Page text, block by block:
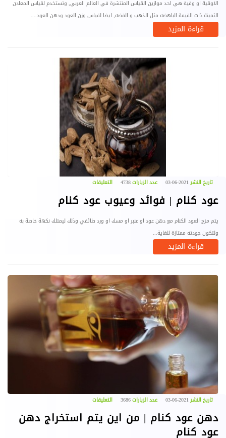
الاوقية او وقية هي احد موازين القياس المنتشرة في العالم العربي, وتستخدم لقياس المعادن
الثمينة ذات القيمة الباهضه مثل الذهب و الفضه, ايضا لقياس وزن العود ودهن العود....
قراءة المزيد
تاريخ النشر2021-06-03 عدد الزيارات التعليقات
عود كنام | فوائد وعيوب عود كنام
يتم مزج العود الكنام مع دهن عود او عنبر او مسك او ورد طائفي وذلك ليمتلك نكهة خاصة به
ولتكون جودته ممتازة للغاية...
قراءة المزيد
تاريخ النشر2021-06-03 عدد الزيارات التعليقات
دهن عود كنام | من اين يتم استخراج دهن
عود كنام